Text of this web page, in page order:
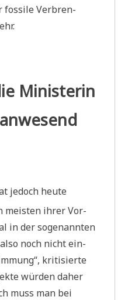
fos­si­le Ver­bren­
Ministerin
jedoch heu­te
mei­sten ihrer Vor­
in der soge­nann­ten
noch nicht ein­
kri­ti­sier­te
wür­den daher
muss man bei